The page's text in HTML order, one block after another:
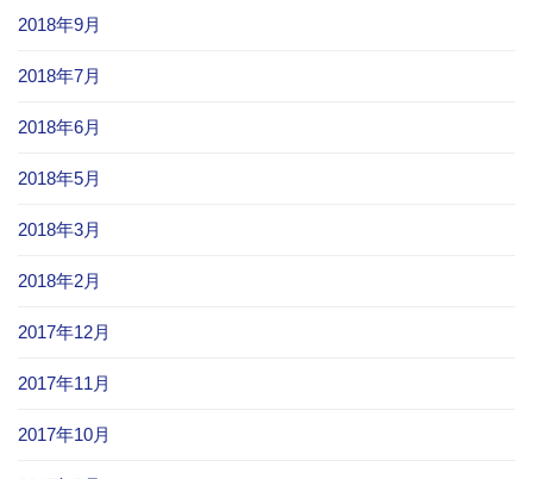
2018年9月
2018年7月
2018年6月
2018年5月
2018年3月
2018年2月
2017年12月
2017年11月
2017年10月